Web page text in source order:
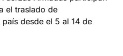
el traslado de
desde el 5 al 14 de